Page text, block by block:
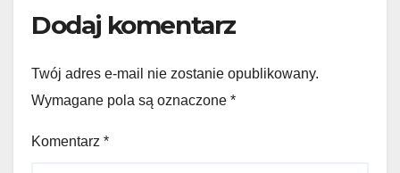
Dodaj komentarz
Twój adres e-mail nie zostanie opublikowany.
Wymagane pola są oznaczone *
Komentarz *